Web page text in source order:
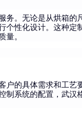
务。无论是从烘箱的
个性化设计。这种定
量。
的具体需求和工艺
制系统的配置，武汉